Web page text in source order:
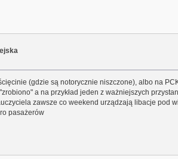
(gdzie są notorycznie niszczone), albo na
a na przykład jeden z ważniejszych
zawsze co weekend urządzają libacje pod
pasażerów